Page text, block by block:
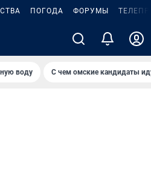
ПОГОДА ФОРУМЫ
воду С чем омские кандидаты